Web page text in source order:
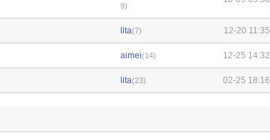
9)
lita(7) 12-20 11:35
aimei(14) 12-25 14:32
lita(23) 02-25 18:16